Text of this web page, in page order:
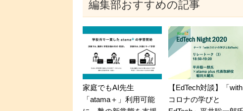
編集部おすすめの記事
家庭でもAI先生
「atama＋」利用可能
【EdTech対談】「with
コロナの学びと